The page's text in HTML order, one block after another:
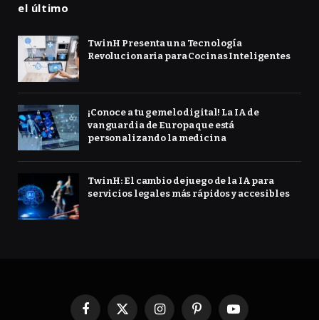
el último
TwinH Presenta una Tecnología
Revolucionaria para Cocinas Inteligentes
¡Conoce a tu gemelo digital! La IA de
vanguardia de Europa que está
personalizando la medicina
TwinH: El cambio de juego de la IA para
servicios legales más rápidos y accesibles
Facebook
X InstagramPinterestYouTube